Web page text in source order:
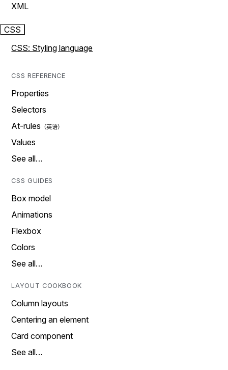
XML
CSS
CSS: Styling language
CSS REFERENCE
Properties
Selectors
At-rules
Values
See all…
CSS GUIDES
Box model
Animations
Flexbox
Colors
See all…
LAYOUT COOKBOOK
Column layouts
Centering an element
Card component
See all…